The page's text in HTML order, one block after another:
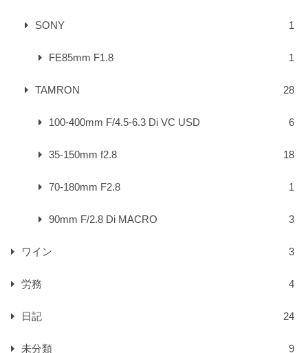
SONY 1
FE85mm F1.8 1
TAMRON 28
100-400mm F/4.5-6.3 Di VC USD 6
35-150mm f2.8 18
70-180mm F2.8 1
90mm F/2.8 Di MACRO 3
ワイン 3
労務 4
日記 24
未分類 9